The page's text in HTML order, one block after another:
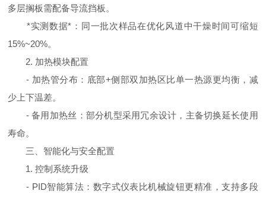
多层搁板需配备导流挡板。
*实测数据*：同一批次样品在优化风道中干燥时间可缩短
15%~20%。
2. 加热模块配置
- 加热管分布：底部+侧部双加热区比单一热源更均衡，减
少上下温差。
- 备用加热丝：部分机型采用冗余设计，主备切换延长使用
寿命。
三、智能化与安全配置
1. 控制系统升级
- PID智能算法：数字式仪表比机械旋钮更精准，支持多段